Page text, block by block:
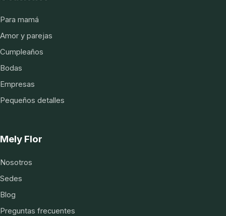
Para mamá
Amor y parejas
Cumpleaños
Bodas
Empresas
Pequeños detalles
Mely Flor
Nosotros
Sedes
Blog
Preguntas frecuentes